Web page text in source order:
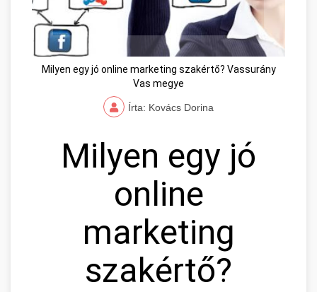
Milyen egy jó online marketing szakértő? Vassurány
Vas megye
Írta: Kovács Dorina
Milyen egy jó
online
marketing
szakértő?